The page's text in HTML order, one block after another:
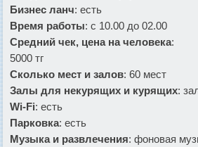
Бизнес ланч: есть
Время работы: с 10.00 до 02.00
Средний чек, цена на человека:
5000 тг
Сколько мест и залов: 60 мест
Залы для некурящих и курящих:
Wi-Fi: есть
Парковка: есть
Музыка и развлечения: фоновая